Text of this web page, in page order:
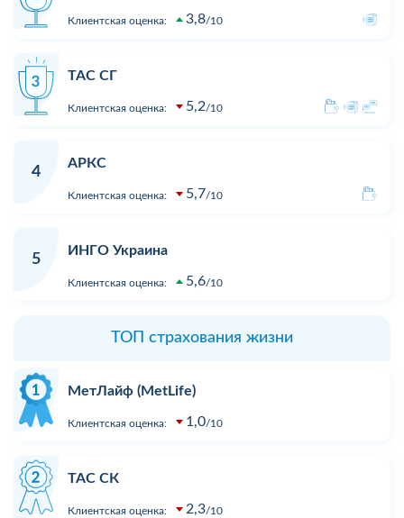
Клиентская оценка: 3,8 10
ТАС СГ
Клиентская оценка: 5,2 10
4
АРКС
Клиентская оценка: 5,7 10
5
ИНГО Украина
Клиентская оценка: 5,6 10
ТОП страхования жизни
МетЛайф (MetLife)
Клиентская оценка: 1,0 10
ТАС СК
Клиентская оценка: 2,3 10